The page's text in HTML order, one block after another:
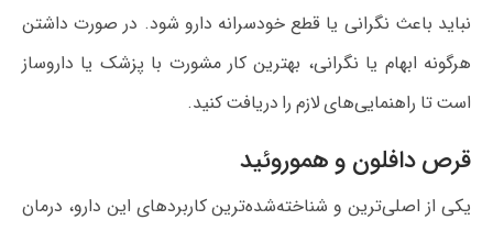
نباید باعث نگرانی یا قطع خودسرانه دارو شود. در صورت داشتن
هرگونه ابهام یا نگرانی، بهترین کار مشورت با پزشک یا داروساز
است تا راهنمایی‌های لازم را دریافت کنید.
قرص دافلون و هموروئید
یکی از اصلی‌ترین و شناخته‌شده‌ترین کاربردهای این دارو، درمان